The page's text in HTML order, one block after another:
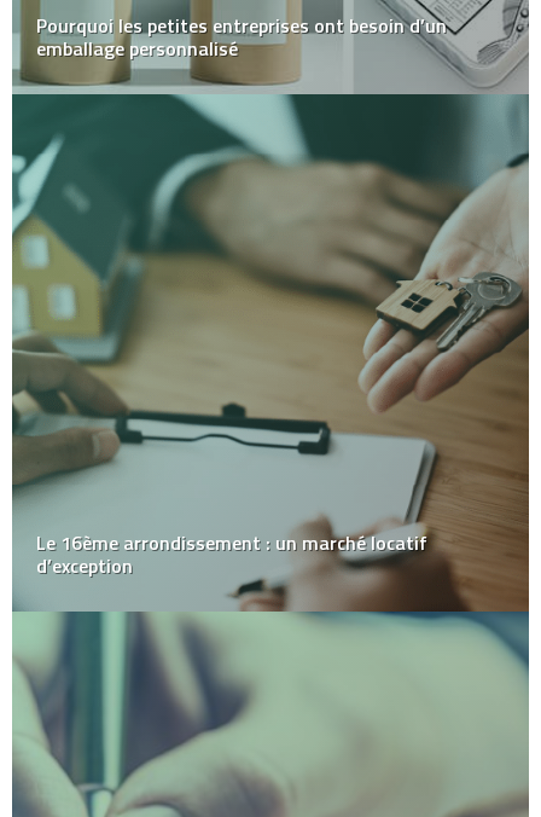
Pourquoi les petites entreprises ont besoin d’un
emballage personnalisé
Le 16ème arrondissement : un marché locatif
d’exception